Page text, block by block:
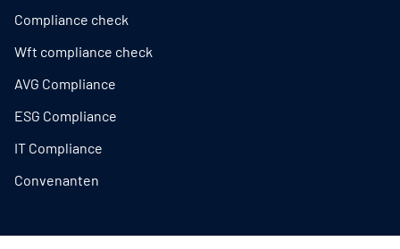
Compliance check
Wft compliance check
AVG Compliance
ESG Compliance
IT Compliance
Convenanten